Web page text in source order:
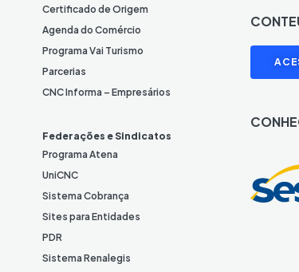
Certificado de Origem
Agenda do Comércio
Programa Vai Turismo
Parcerias
CNC Informa – Empresários
Federações e Sindicatos
Programa Atena
UniCNC
Sistema Cobrança
Sites para Entidades
PDR
Sistema Renalegis
n
e
L
i
k
e
I
n
I